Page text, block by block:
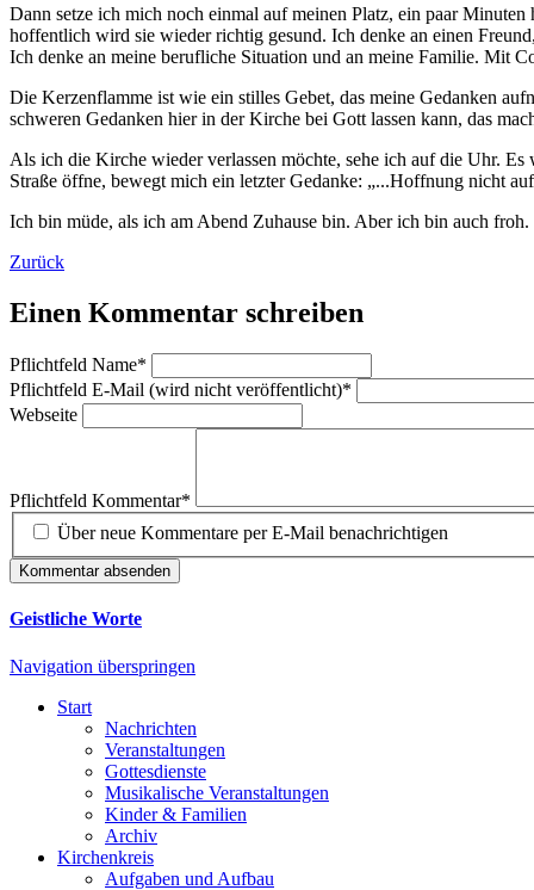
Dann setze ich mich noch einmal auf meinen Platz, ein paar
hoffentlich wird sie wieder richtig gesund. Ich denke an einen
Ich denke an meine berufliche Situation und an meine Familie. Mit
Die Kerzenflamme ist wie ein stilles Gebet, das meine Gedanken
schweren Gedanken hier in der Kirche bei Gott lassen kann, das
Als ich die Kirche wieder verlassen möchte, sehe ich auf die Uhr.
Straße öffne, bewegt mich ein letzter Gedanke: „...Hoffnung nicht
Ich bin müde, als ich am Abend Zuhause bin. Aber ich bin auch
Zurück
Einen Kommentar schreiben
Pflichtfeld Name*
Pflichtfeld E-Mail (wird nicht veröffentlicht)*
Webseite
Pflichtfeld Kommentar*
Über neue Kommentare per E-Mail benachrichtigen
Kommentar absenden
Geistliche Worte
Navigation überspringen
Start
Nachrichten
Veranstaltungen
Gottesdienste
Musikalische Veranstaltungen
Kinder & Familien
Archiv
Kirchenkreis
Aufgaben und Aufbau